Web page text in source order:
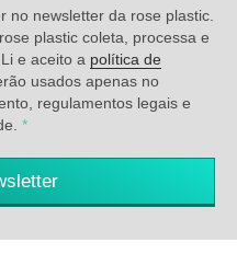
no newsletter da rose plastic.
plastic coleta, processa e
e aceito a política de
usados apenas no
regulamentos legais e
*